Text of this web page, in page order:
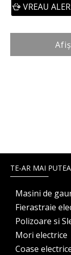
VREAU
TE-AR MAI
Masini de
Fierastraie
Polizoare si
Mori electrice
Coase